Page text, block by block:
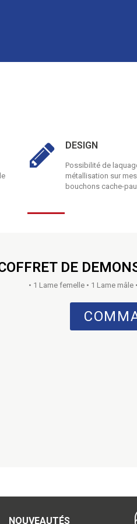
DESIGN
Possibilité de
métallisation sur
bouchons cache-
DE
• 1 Lame femelle • 1 Lame
NOUVEAUTÉS